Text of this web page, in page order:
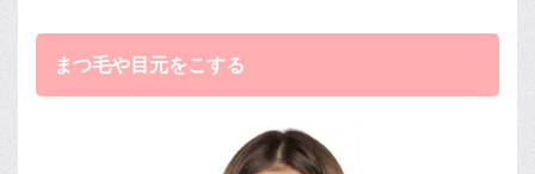
まつ毛や目元をこする